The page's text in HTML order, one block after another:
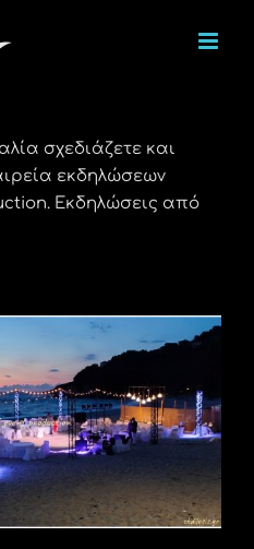
σχεδιάζετε και
εκδηλώσεων
Εκδηλώσεις από